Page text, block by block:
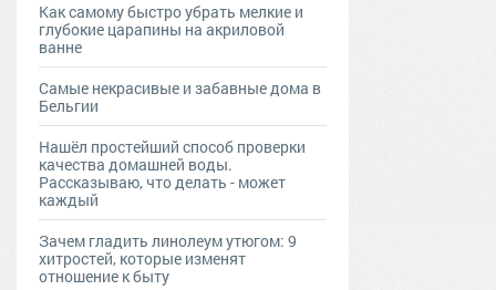
Как самому быстро убрать мелкие и
глубокие царапины на акриловой
ванне
Самые некрасивые и забавные дома в
Бельгии
Нашёл простейший способ проверки
качества домашней воды.
Рассказываю, что делать - может
каждый
Зачем гладить линолеум утюгом: 9
хитростей, которые изменят
отношение к быту